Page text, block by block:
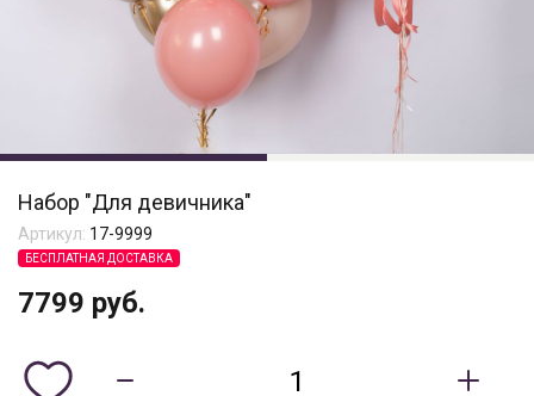
Набор "Для девичника"
Артикул: 17-9999
БЕСПЛАТНАЯ ДОСТАВКА
7799 руб.